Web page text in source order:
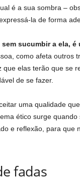
é a sua sombra –
la de forma
sucumbir a ela, é
como afeta outros
elas terão que se
de se fazer.
uma qualidade
ético surge
e reflexão, para que
fadas